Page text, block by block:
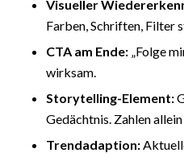
Visueller
Farben, Schriften, Filter
CTA am Ende:„Folge
wirksam.
Storytelling-Element:
Gedächtnis. Zahlen
Trendadaption: